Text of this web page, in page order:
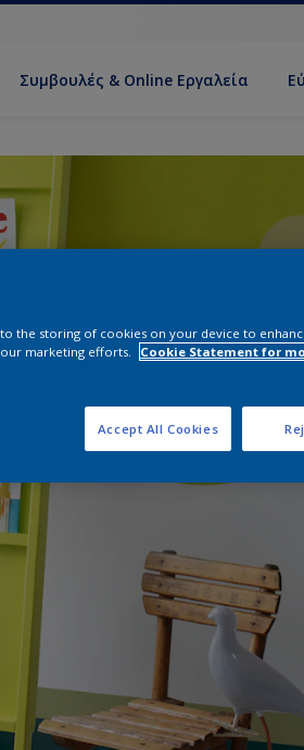
Συμβουλές & Online Εργαλεία
to the storing of cookies on your device to
our marketing efforts.
Cookie Statement for
Accept All Cookies